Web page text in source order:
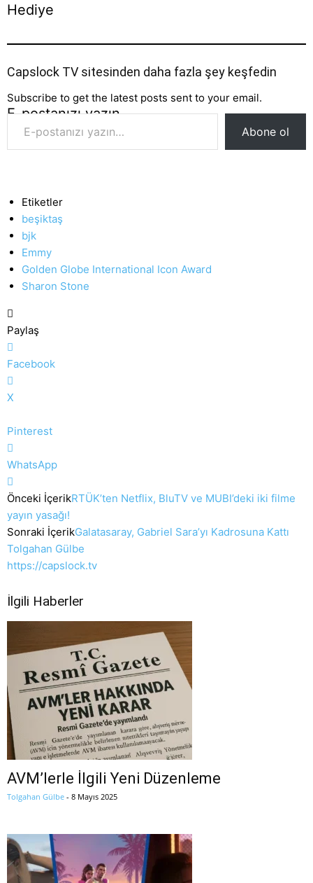
Hediye
Capslock TV sitesinden daha fazla şey keşfedin
Subscribe to get the latest posts sent to your email.
E-postanızı yazın…
Abone ol
Etiketler
beşiktaş
bjk
Emmy
Golden Globe International Icon Award
Sharon Stone
Paylaş
Facebook
X
Pinterest
WhatsApp
Önceki İçerikRTÜK’ten Netflix, BluTV ve MUBI’deki iki filme
yayın yasağı!
Sonraki İçerikGalatasaray, Gabriel Sara’yı Kadrosuna Kattı
Tolgahan Gülbe
https://capslock.tv
İlgili Haberler
AVM’lerle İlgili Yeni Düzenleme
Tolgahan Gülbe - 8 Mayıs 2025